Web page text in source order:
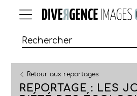
Retour aux reportages
REPORTAGE : LES